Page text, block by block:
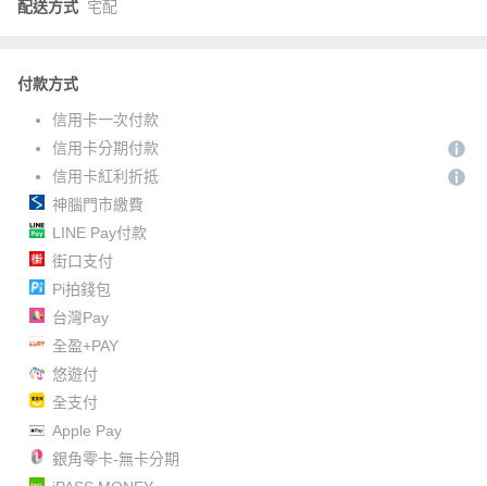
配送方式 宅配
付款方式
信用卡一次付款
信用卡分期付款
信用卡紅利折抵
神腦門市繳費
LINE Pay付款
街口支付
Pi拍錢包
台灣Pay
全盈+PAY
悠遊付
全支付
Apple Pay
銀角零卡-無卡分期